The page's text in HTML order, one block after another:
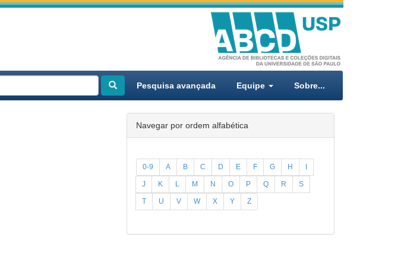
Pesquisa avançada Equipe Sobre...
Navegar por ordem alfabética
0-9 A B C D E F G H I
J K L M N O P Q R S
T U V W X Y Z